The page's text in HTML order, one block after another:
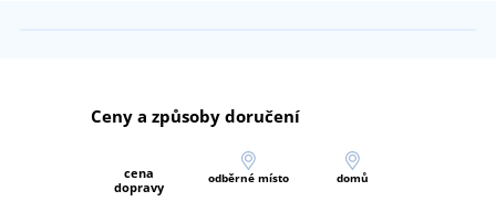
Ceny a způsoby doručení
cena
dopravy
odběrné místo domů